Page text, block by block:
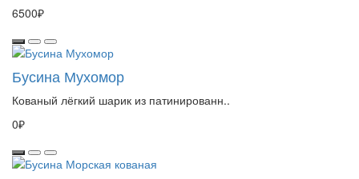
6500₽
Бусина Мухомор
Кованый лёгкий шарик из патинированн..
0₽